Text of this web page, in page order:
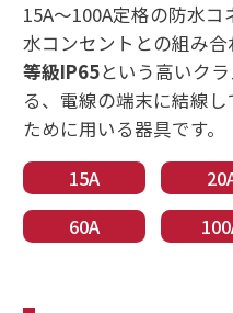
15A〜100A定格の防水
水コンセントとの組み合
等級IP65という高いク
る、電線の端末に結線
ために用いる器具です。
15A
60A